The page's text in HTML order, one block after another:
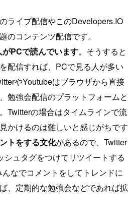
ライブ配信やこのDevelopers.IO
のコンテンツ配信です。
がPCで読んでいます。そうすると
配信すれば、PCで見る人が多い
やYoutubeはブラウザから直接
勉強会配信のプラットフォームと
Twitterの場合はタイムラインで流
かけるのは難しいと感じがちです
トをする文化があるので、Twitter
シュタグをつけてリツイートする
なでコメントをしてトレンドに
、定期的な勉強会などであれば拡